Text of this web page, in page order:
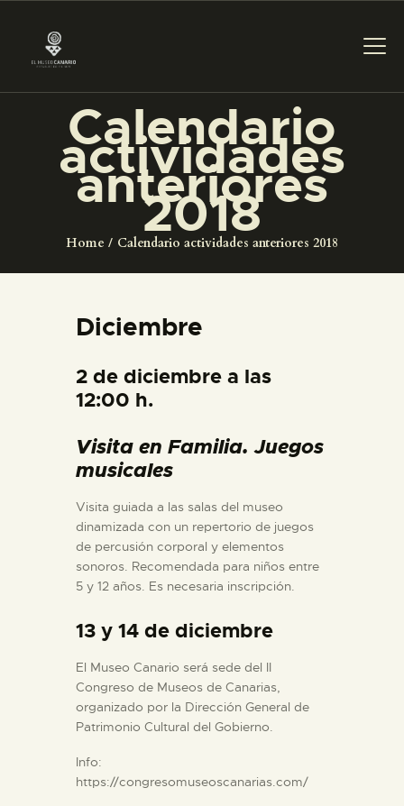
Calendario
actividades
anteriores
2018
Home Calendario actividades anteriores 2018
PREPARAR LA
ACTIVIDADES
PREPARAR LA
ACTIVIDADES
█
EL MUSEO
Diciembre
2 de diciembre a las
12:00 h.
Visita en Familia. Juegos
musicales
Visita guiada a las salas del museo
dinamizada con un repertorio de juegos
de percusión corporal y elementos
sonoros. Recomendada para niños entre
5 y 12 años. Es necesaria inscripción.
13 y 14 de diciembre
El Museo Canario será sede del II
Congreso de Museos de Canarias,
organizado por la Dirección General de
Patrimonio Cultural del Gobierno.
Info:
https://congresomuseoscanarias.com/